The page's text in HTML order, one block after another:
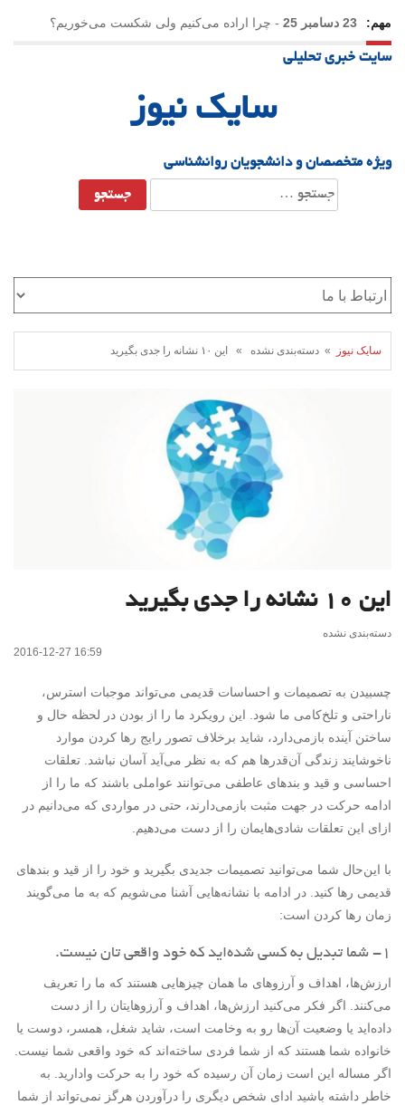
مهم: 23 دسامبر 25 - چرا اراده می‌کنیم ولی شکست می‌خوریم؟
21 دسامبر 25
سایت خبری تحلیلی
سایک نیوز
ویژه متخصصان و دانشجویان روانشناسی
جستجو
برای:
سایک نیوز » دسته‌بندی نشده » این ۱۰ نشانه را جدی بگیرید
این ۱۰ نشانه را جدی بگیرید
دسته‌بندی نشده
2016-12-27 16:59
چسبیدن به تصمیمات و احساسات قدیمی می‌تواند موجبات استرس،
ناراحتی و تلخ‌کامی ما شود. این رویکرد ما را از بودن در لحظه حال و
ساختن آینده بازمی‌دارد، شاید برخلاف تصور رایج رها کردن موارد
ناخوشایند زندگی آن‌قدرها هم که به نظر می‌آید آسان نباشد. تعلقات
احساسی و قید‌ و بندهای عاطفی می‌توانند عواملی باشند که ما را از
ادامه حرکت در جهت مثبت بازمی‌دارند، حتی در مواردی که می‌دانیم در
ازای این تعلقات شادی‌هایمان را از دست می‌دهیم.
با این‌حال شما می‌توانید تصمیمات جدیدی بگیرید و خود را از قید و بندهای
قدیمی رها کنید. در ادامه با نشانه‌هایی آشنا می‌شویم که به ما می‌گویند
زمان رها کردن است:
۱- شما تبدیل‌ به کسی شده‌اید که خود واقعی تان نیست.
ارزش‌ها، اهداف و آرزوهای ما همان چیزهایی هستند که ما را تعریف
می‌کنند. اگر فکر می‌کنید ارزش‌ها، اهداف و آرزوهایتان را از دست
داده‌اید یا وضعیت آن‌ها رو به وخامت است، شاید شغل، همسر، دوست یا
خانواده شما هستند که از شما فردی ساخته‌اند که خود واقعی شما نیست.
اگر مساله این است زمان آن رسیده که خود را به حرکت وادارید. به
خاطر داشته باشید ادای شخص دیگری را درآوردن هرگز نمی‌تواند از شما